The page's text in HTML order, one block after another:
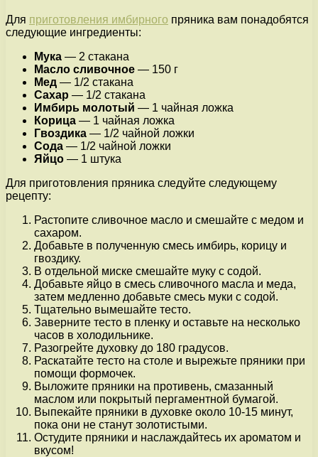
Для приготовления имбирного пряника вам понадобятся
следующие ингредиенты:
Мука — 2 стакана
Масло сливочное — 150 г
Мед — 1/2 стакана
Сахар — 1/2 стакана
Имбирь молотый — 1 чайная ложка
Корица — 1 чайная ложка
Гвоздика — 1/2 чайной ложки
Сода — 1/2 чайной ложки
Яйцо — 1 штука
Для приготовления пряника следуйте следующему
рецепту:
Растопите сливочное масло и смешайте с медом и
сахаром.
Добавьте в полученную смесь имбирь, корицу и
гвоздику.
В отдельной миске смешайте муку с содой.
Добавьте яйцо в смесь сливочного масла и меда,
затем медленно добавьте смесь муки с содой.
Тщательно вымешайте тесто.
Заверните тесто в пленку и оставьте на несколько
часов в холодильнике.
Разогрейте духовку до 180 градусов.
Раскатайте тесто на столе и вырежьте пряники при
помощи формочек.
Выложите пряники на противень, смазанный
маслом или покрытый пергаментной бумагой.
Выпекайте пряники в духовке около 10-15 минут,
пока они не станут золотистыми.
Остудите пряники и наслаждайтесь их ароматом и
вкусом!